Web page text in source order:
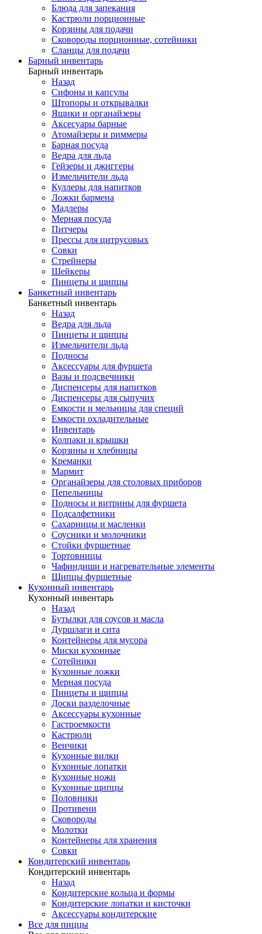
Блюда для запекания
Кастрюли порционные
Корзины для подачи
Сковороды порционные, сотейники
Сланцы для подачи
Барный инвентарь
Барный инвентарь
Назад
Сифоны и капсулы
Штопоры и открывалки
Ящики и органайзеры
Аксесуары барные
Атомайзеры и риммеры
Барная посуда
Ведра для льда
Гейзеры и джиггеры
Измельчители льда
Куллеры для напитков
Ложки бармена
Мадлеры
Мерная посуда
Питчеры
Прессы для цитрусовых
Совки
Стрейнеры
Шейкеры
Пинцеты и щипцы
Банкетный инвентарь
Банкетный инвентарь
Назад
Ведра для льда
Пинцеты и щипцы
Измельчители льда
Подносы
Аксессуары для фуршета
Вазы и подсвечники
Диспенсеры для напитков
Диспенсеры для сыпучих
Емкости и мельницы для специй
Емкости охладительные
Инвентарь
Колпаки и крышки
Корзины и хлебницы
Креманки
Мармит
Органайзеры для столовых приборов
Пепельницы
Подносы и витрины для фуршета
Подсалфетники
Сахарницы и масленки
Соусники и молочники
Стойки фуршетные
Тортовницы
Чафиндиши и нагревательные элементы
Щипцы фуршетные
Кухонный инвентарь
Кухонный инвентарь
Назад
Бутылки для соусов и масла
Дуршлаги и сита
Контейнеры для мусора
Миски кухонные
Сотейники
Кухонные ложки
Мерная посуда
Пинцеты и щипцы
Доски разделочные
Аксессуары кухонные
Гастроемкости
Кастрюли
Венчики
Кухонные вилки
Кухонные лопатки
Кухонные ножи
Кухонные щипцы
Половники
Противени
Сковороды
Молотки
Контейнеры для хранения
Совки
Кондитерский инвентарь
Кондитерский инвентарь
Назад
Кондитерские кольца и формы
Кондитерские лопатки и кисточки
Аксессуары кондитерские
Все для пиццы